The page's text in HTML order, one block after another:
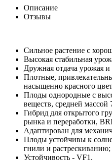
Описание
Отзывы
Сильное растение с
Высокая стабильная
Дружная отдача урожая и
Плотные,
насыщенно красного
Плоды однородные с
веществ, средней массой
Гибрид для открытого
рынка и переработки,
Адаптирован для
Плоды устойчивы к
гнили и растрескиванию;
Устойчивость - VF1.